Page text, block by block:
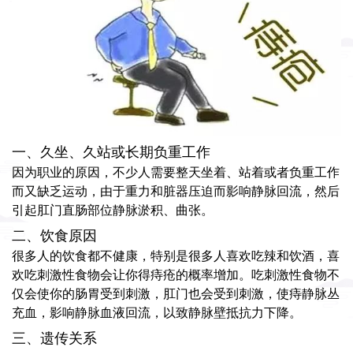
一、久坐、久站或长期负重工作
因为职业的原因，不少人需要整天坐着、站着或者负重工作
而又缺乏运动，由于重力和脏器压迫而影响静脉回流，然后
引起肛门直肠部位静脉淤积、曲张。
二、饮食原因
很多人的饮食都不健康，特别是很多人喜欢吃辣和饮酒，喜
欢吃刺激性食物会让你得痔疮的概率增加。吃刺激性食物不
仅会使你的肠胃受到刺激，肛门也会受到刺激，使痔静脉丛
充血，影响静脉血液回流，以致静脉壁抵抗力下降。
三、遗传关系